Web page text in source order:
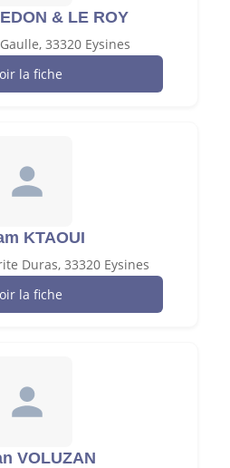
& LE ROY
33320 Eysines
la fiche
KTAOUI
Duras, 33320 Eysines
la fiche
VOLUZAN